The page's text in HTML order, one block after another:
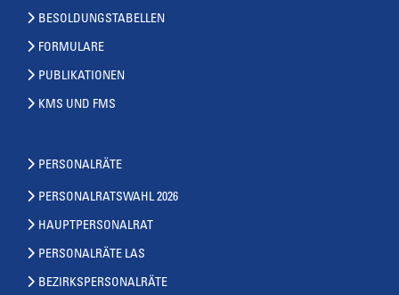
BESOLDUNGSTABELLEN
FORMULARE
PUBLIKATIONEN
KMS UND FMS
PERSONALRÄTE
PERSONALRATSWAHL 2026
HAUPTPERSONALRAT
PERSONALRÄTE LAS
BEZIRKSPERSONALRÄTE